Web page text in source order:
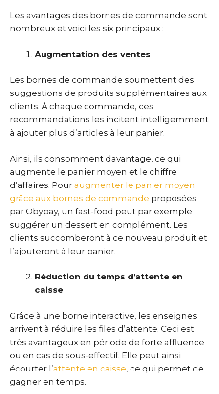
Les avantages des bornes de commande sont
nombreux et voici les six principaux :
Augmentation des ventes
Les bornes de commande soumettent des
suggestions de produits supplémentaires aux
clients. À chaque commande, ces
recommandations les incitent intelligemment
à ajouter plus d’articles à leur panier.
Ainsi, ils consomment davantage, ce qui
augmente le panier moyen et le chiffre
d’affaires. Pour augmenter le panier moyen
grâce aux bornes de commande proposées
par Obypay, un fast-food peut par exemple
suggérer un dessert en complément. Les
clients succomberont à ce nouveau produit et
l’ajouteront à leur panier.
Réduction du temps d’attente en
caisse
Grâce à une borne interactive, les enseignes
arrivent à réduire les files d’attente. Ceci est
très avantageux en période de forte affluence
ou en cas de sous-effectif. Elle peut ainsi
écourter l’attente en caisse, ce qui permet de
gagner en temps.